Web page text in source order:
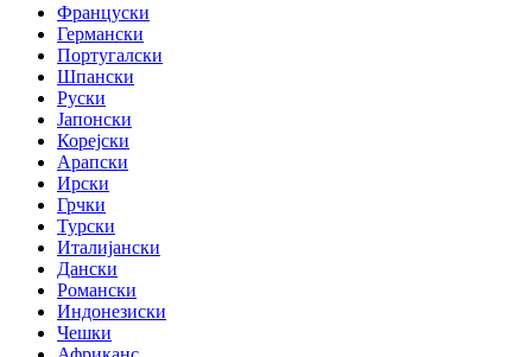
Француски
Германски
Португалски
Шпански
Руски
Јапонски
Корејски
Арапски
Ирски
Грчки
Турски
Италијански
Дански
Романски
Индонезиски
Чешки